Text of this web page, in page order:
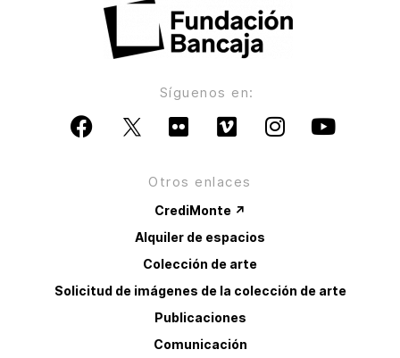
Síguenos en:
Otros enlaces
CrediMonte ↗
Alquiler de espacios
Colección de arte
Solicitud de imágenes de la colección de arte
Publicaciones
Comunicación